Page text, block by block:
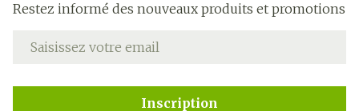
Restez informé des nouveaux produits et promotions
Adresse mail
Inscription